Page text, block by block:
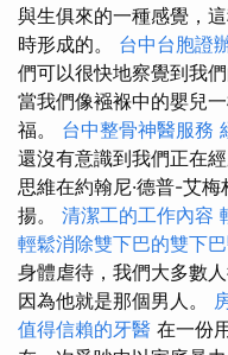
與生俱來的一種感覺，
時形成的。 台中台胞證
們可以很快地察覺到我
當我們像襁褓中的嬰兒
福。 台中整骨神醫服務
還沒有意識到我們正在
思維在約翰尼·德普-艾
揚。 清潔工的工作內容
輕鬆消除雙下巴的雙下
身體虐待，我們大多數
因為他就是那個男人。
值得信賴的牙醫 在一份